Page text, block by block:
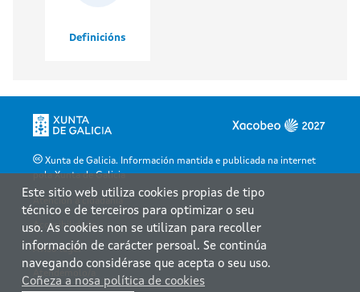
Definicións
Xunta de Galicia. Información mantida e publicada na internet
pola Xunta de Galicia
Accesibilidade
Aviso legal
Atendémolo/a
Este sitio web utiliza cookies propias de tipo
técnico e de terceiros para optimizar o seu
uso. As cookies non se utilizan para recoller
información de carácter persoal. Se continúa
navegando considérase que acepta o seu uso.
Coñeza a nosa política de cookies